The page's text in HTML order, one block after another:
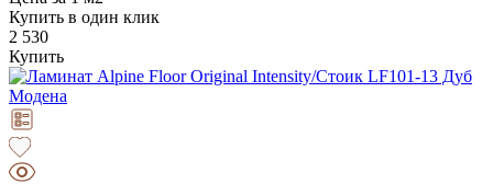
Купить в один клик
2 530
Купить